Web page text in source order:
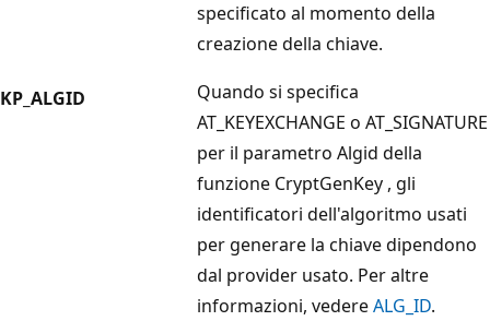
KP_ALGID
specificato al momento della
creazione della chiave.
Quando si specifica
AT_KEYEXCHANGE o AT_SIGNATURE
per il parametro Algid della
funzione CryptGenKey , gli
identificatori dell'algoritmo usati
per generare la chiave dipendono
dal provider usato. Per altre
informazioni, vedereALG_ID.